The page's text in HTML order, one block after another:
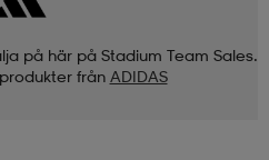
på här på Stadium Team Sales.
från ADIDAS